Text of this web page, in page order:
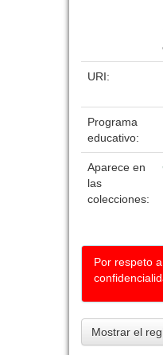
URI:
Programa
educativo:
Aparece en
las
colecciones:
Por respeto
Mostrar el